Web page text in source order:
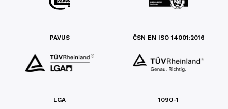
PAVUS ČSN EN ISO 14001:2016
LGA 1090-1